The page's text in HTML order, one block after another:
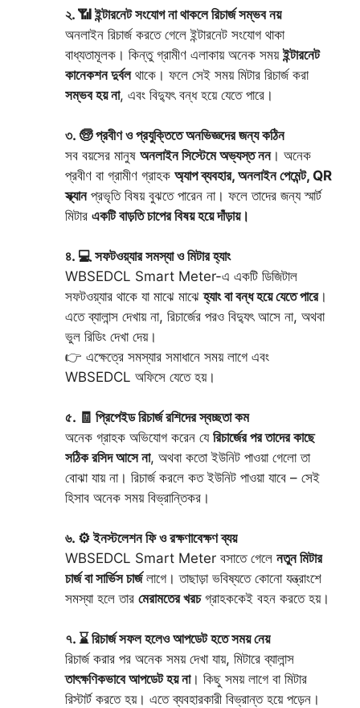
২. 📶 ইন্টারনেট সংযোগ না থাকলে রিচার্জ সম্ভব নয়
অনলাইন রিচার্জ করতে গেলে ইন্টারনেট সংযোগ থাকা
বাধ্যতামূলক। কিন্তু গ্রামীণ এলাকায় অনেক সময়ইন্টারনেট
কানেকশন দুর্বলথাকে। ফলে সেই সময় মিটার রিচার্জ করা
সম্ভব হয় না, এবং বিদ্যুৎ বন্ধ হয়ে যেতে পারে।
৩. 🧓 প্রবীণ ও প্রযুক্তিতে অনভিজ্ঞদের জন্য কঠিন
সব বয়সের মানুষ অনলাইন সিস্টেমে অভ্যস্ত নন। অনেক
প্রবীণ বা গ্রামীণ গ্রাহক অ্যাপ ব্যবহার, অনলাইন পেমেন্ট, QR
স্ক্যানপ্রভৃতি বিষয় বুঝতে পারেন না। ফলে তাদের জন্য স্মার্ট
মিটার একটি বাড়তি চাপের বিষয় হয়ে দাঁড়ায়।
৪. 💻 সফটওয়্যার সমস্যা ও মিটার হ্যাং
WBSEDCL Smart Meter-এ একটি ডিজিটাল
সফটওয়্যার থাকে যা মাঝে মাঝেহ্যাং বা বন্ধ হয়ে যেতে পারে।
এতে ব্যালান্স দেখায় না, রিচার্জের পরও বিদ্যুৎ আসে না, অথবা
ভুল রিডিং দেখা দেয়।
👉 এক্ষেত্রে সমস্যার সমাধানে সময় লাগে এবং
WBSEDCL অফিসে যেতে হয়।
৫. 🧾 প্রিপেইড রিচার্জ রশিদের স্বচ্ছতা কম
অনেক গ্রাহক অভিযোগ করেন যে রিচার্জের পর তাদের কাছে
সঠিক রসিদ আসে না, অথবা কতো ইউনিট পাওয়া গেলো তা
বোঝা যায় না। রিচার্জ করলে কত ইউনিট পাওয়া যাবে – সেই
হিসাব অনেক সময় বিভ্রান্তিকর।
৬. ⚙️ ইনস্টলেশন ফি ও রক্ষণাবেক্ষণ ব্যয়
WBSEDCL Smart Meter বসাতে গেলে নতুন মিটার
চার্জ বা সার্ভিস চার্জলাগে। তাছাড়া ভবিষ্যতে কোনো যন্ত্রাংশে
সমস্যা হলে তার মেরামতের খরচগ্রাহককেই বহন করতে হয়।
৭. ⌛ রিচার্জ সফল হলেও আপডেট হতে সময় নেয়
রিচার্জ করার পর অনেক সময় দেখা যায়, মিটারে ব্যালান্স
তাৎক্ষণিকভাবে আপডেট হয় না। কিছু সময় লাগে বা মিটার
রিস্টার্ট করতে হয়। এতে ব্যবহারকারী বিভ্রান্ত হয়ে পড়েন।